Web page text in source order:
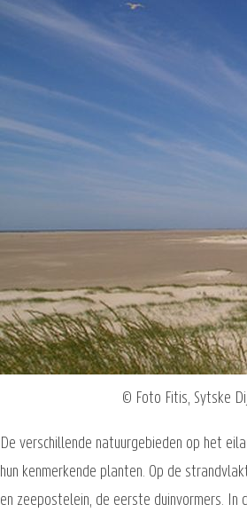
© Foto Fitis, Sytske
De verschillende natuurgebieden op het
hun kenmerkende planten. Op de
en zeepostelein, de eerste duinvormers. In